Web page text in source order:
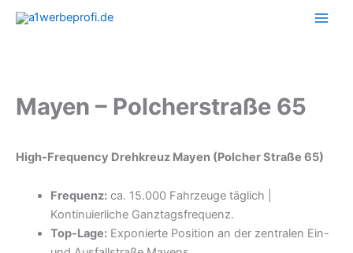
Zum
Inhalt
Mayen – Polcherstraße 65
High-Frequency Drehkreuz Mayen (Polcher Straße 65)
Frequenz:ca. 15.000 Fahrzeuge täglich |
Kontinuierliche Ganztagsfrequenz.
Top-Lage:Exponierte Position an der zentralen Ein-